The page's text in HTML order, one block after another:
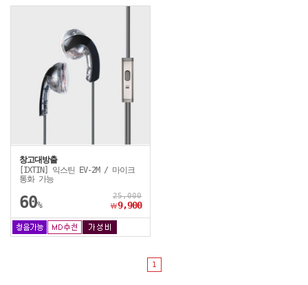
창고대방출
[IXTIN] 익스틴 EV-2M / 마이크
통화 가능
60%
25,000
￦9,900
1